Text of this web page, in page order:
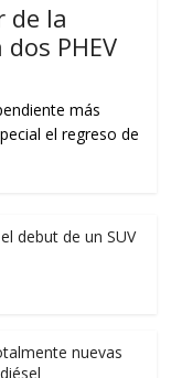
de la
PHEV
más
el regreso de
debut de un SUV
nuevas